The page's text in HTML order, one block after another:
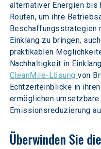
alternativer Energien bis
Routen, um ihre
Beschaffungsstrategien
Einklang zu bringen,
praktikablen
Nachhaltigkeit in
CleanMile-Lösung von
Echtzeiteinblicke in
ermöglichen
Emissionsreduzierung
Überwinden Sie